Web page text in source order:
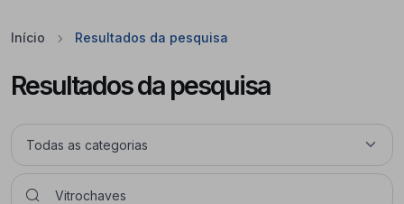
Início Resultados da pesquisa
Resultados da pesquisa